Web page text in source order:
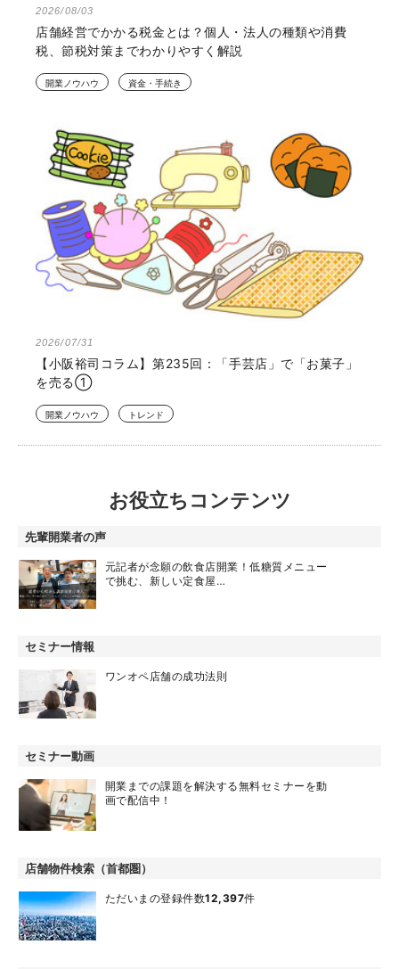
2026/08/03
店舗経営でかかる税金とは？個人・法人の種類や消費
税、節税対策までわかりやすく解説
開業ノウハウ 資金・手続き
【小阪裕司コラム】第235回：「手芸店」で「お菓子」
を売る①
開業ノウハウ
お役立ちコンテンツ
先輩開業者の声
セミナー情報
セミナー動画